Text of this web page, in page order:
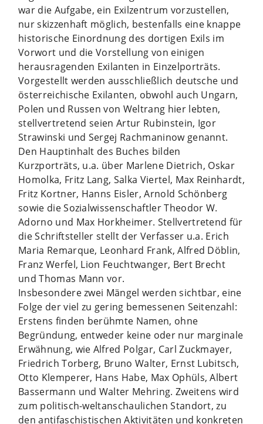
war die Aufgabe, ein Exilzentrum vorzustellen,
nur skizzenhaft möglich, bestenfalls eine knappe
historische Einordnung des dortigen Exils im
Vorwort und die Vorstellung von einigen
herausragenden Exilanten in Einzelporträts.
Vorgestellt werden ausschließlich deutsche und
österreichische Exilanten, obwohl auch Ungarn,
Polen und Russen von Weltrang hier lebten,
stellvertretend seien Artur Rubinstein, Igor
Strawinski und Sergej Rachmaninow genannt.
Den Hauptinhalt des Buches bilden
Kurzporträts, u.a. über Marlene Dietrich, Oskar
Homolka, Fritz Lang, Salka Viertel, Max Reinhardt,
Fritz Kortner, Hanns Eisler, Arnold Schönberg
sowie die Sozialwissenschaftler Theodor W.
Adorno und Max Horkheimer. Stellvertretend für
die Schriftsteller stellt der Verfasser u.a. Erich
Maria Remarque, Leonhard Frank, Alfred Döblin,
Franz Werfel, Lion Feuchtwanger, Bert Brecht
und Thomas Mann vor.
Insbesondere zwei Mängel werden sichtbar, eine
Folge der viel zu gering bemessenen Seitenzahl:
Erstens finden berühmte Namen, ohne
Begründung, entweder keine oder nur marginale
Erwähnung, wie Alfred Polgar, Carl Zuckmayer,
Friedrich Torberg, Bruno Walter, Ernst Lubitsch,
Otto Klemperer, Hans Habe, Max Ophüls, Albert
Bassermann und Walter Mehring. Zweitens wird
zum politisch-weltanschaulichen Standort, zu
den antifaschistischen Aktivitäten und konkreten